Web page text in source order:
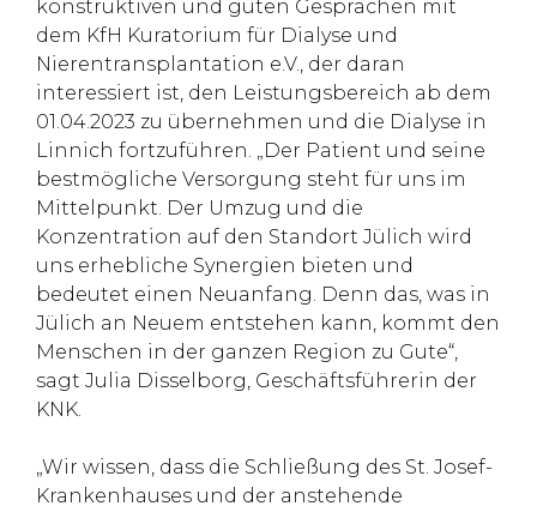
konstruktiven und guten Gesprächen mit
dem KfH Kuratorium für Dialyse und
Nierentransplantation e.V., der daran
interessiert ist, den Leistungsbereich ab dem
01.04.2023 zu übernehmen und die Dialyse in
Linnich fortzuführen. „Der Patient und seine
bestmögliche Versorgung steht für uns im
Mittelpunkt. Der Umzug und die
Konzentration auf den Standort Jülich wird
uns erhebliche Synergien bieten und
bedeutet einen Neuanfang. Denn das, was in
Jülich an Neuem entstehen kann, kommt den
Menschen in der ganzen Region zu Gute“,
sagt Julia Disselborg, Geschäftsführerin der
KNK.
„Wir wissen, dass die Schließung des St. Josef-
Krankenhauses und der anstehende